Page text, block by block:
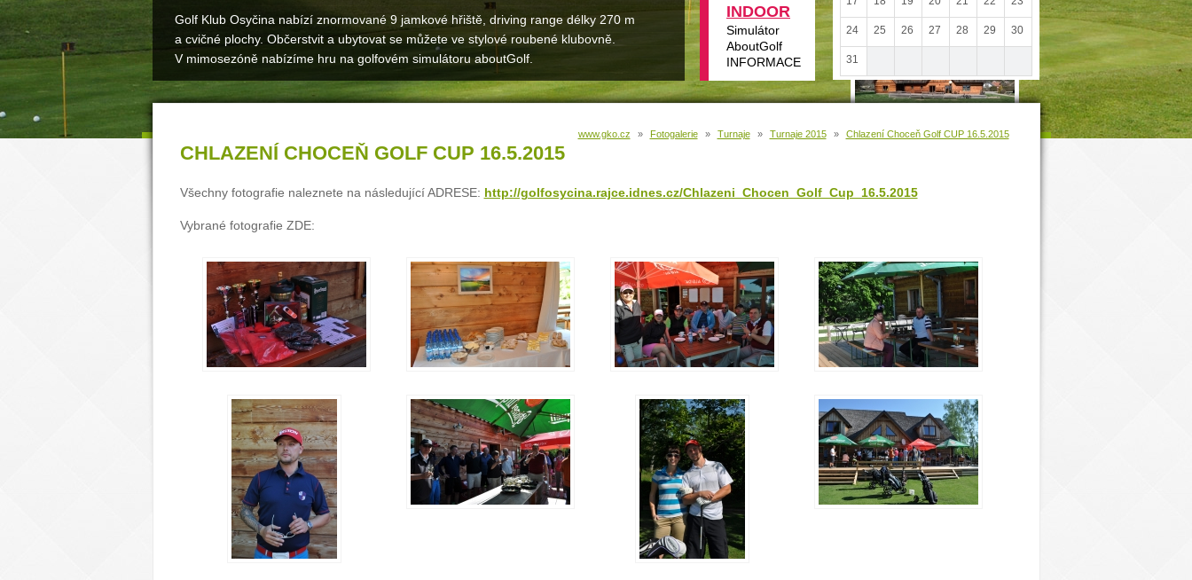
Golf Klub Osyčina nabízí znormované 9 jamkové hřiště, driving range délky 270 m
a cvičné plochy. Občerstvit a ubytovat se můžete ve stylové roubené klubovně.
V mimosezóně nabízíme hru na golfovém simulátoru aboutGolf.
INDOOR
Simulátor
AboutGolf
INFORMACE
24 25 26 27 28 29 30
31
www.gko.cz » Fotogalerie » Turnaje » Turnaje 2015 » Chlazení Choceň Golf CUP 16.5.2015
CHLAZENÍ CHOCEŇ GOLF CUP 16.5.2015
Všechny fotografie naleznete na následující ADRESE: http://golfosycina.rajce.idnes.cz/Chlazeni_Chocen_Golf_Cup_16.5.2015
Vybrané fotografie ZDE: